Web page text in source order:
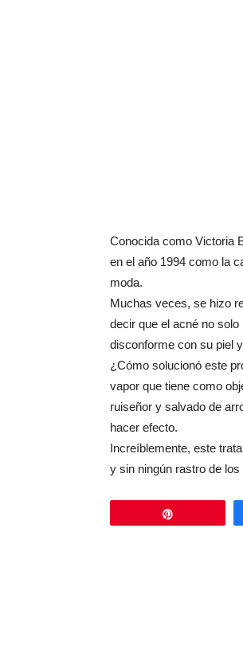
Conocida como Victoria
en el año 1994 como la
moda.
Muchas veces, se hizo
decir que el acné no
disconforme con su piel
¿Cómo solucionó este
vapor que tiene como
ruiseñor y salvado de
hacer efecto.
Increíblemente, este
y sin ningún rastro de